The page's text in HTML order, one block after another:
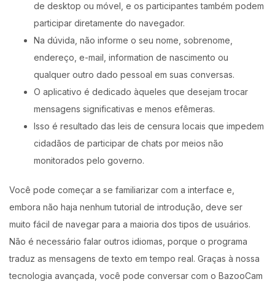
de desktop ou móvel, e os participantes também podem
participar diretamente do navegador.
Na dúvida, não informe o seu nome, sobrenome,
endereço, e-mail, information de nascimento ou
qualquer outro dado pessoal em suas conversas.
O aplicativo é dedicado àqueles que desejam trocar
mensagens significativas e menos efêmeras.
Isso é resultado das leis de censura locais que impedem
cidadãos de participar de chats por meios não
monitorados pelo governo.
Você pode começar a se familiarizar com a interface e,
embora não haja nenhum tutorial de introdução, deve ser
muito fácil de navegar para a maioria dos tipos de usuários.
Não é necessário falar outros idiomas, porque o programa
traduz as mensagens de texto em tempo real. Graças à nossa
tecnologia avançada, você pode conversar com o BazooCam